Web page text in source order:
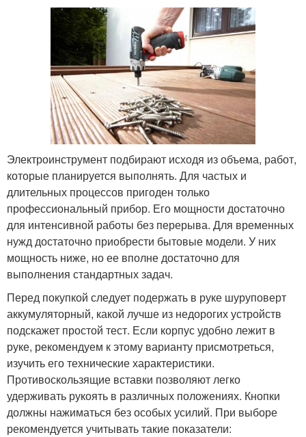
Электроинструмент подбирают исходя из объема, работ,
которые планируется выполнять. Для частых и
длительных процессов пригоден только
профессиональный прибор. Его мощности достаточно
для интенсивной работы без перерыва. Для временных
нужд достаточно приобрести бытовые модели. У них
мощность ниже, но ее вполне достаточно для
выполнения стандартных задач.
Перед покупкой следует подержать в руке шуруповерт
аккумуляторный, какой лучше из недорогих устройств
подскажет простой тест. Если корпус удобно лежит в
руке, рекомендуем к этому варианту присмотреться,
изучить его технические характеристики.
Противоскользящие вставки позволяют легко
удерживать рукоять в различных положениях. Кнопки
должны нажиматься без особых усилий. При выборе
рекомендуется учитывать такие показатели: